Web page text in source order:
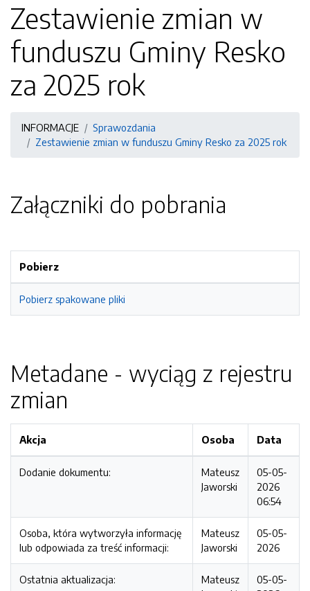
Zestawienie zmian w
funduszu Gminy Resko
za 2025 rok
INFORMACJE
Sprawozdania
Zestawienie zmian w funduszu Gminy Resko za 2025 rok
Załączniki do pobrania
Pobierz
Pobierz spakowane pliki
Metadane - wyciąg z rejestru
zmian
Akcja Osoba Data
Dodanie dokumentu:
Mateusz
Jaworski
05-05-
2026
06:54
Osoba, która wytworzyła informację
lub odpowiada za treść informacji:
Mateusz
Jaworski
05-05-
2026
Ostatnia aktualizacja:
Mateusz
05-05-